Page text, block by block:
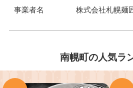
事業者名 株式会社札幌麺
南幌町の人気ラ